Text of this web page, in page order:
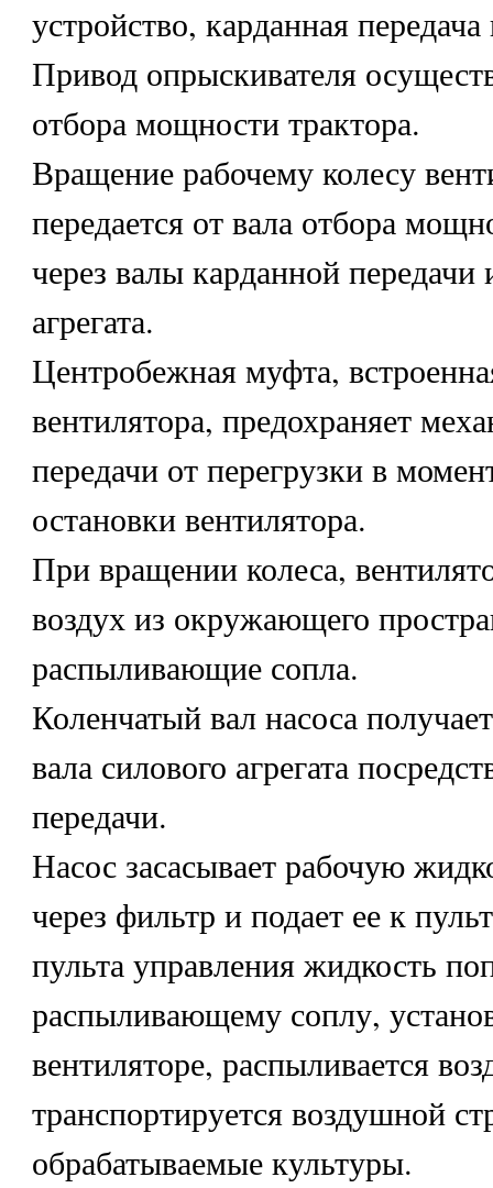
устройство, карданная
Привод опрыскивателя
отбора мощности трактора.
Вращение рабочему колесу
передается от вала отбора
через валы карданной передачи
агрегата.
Центробежная муфта,
вентилятора, предохраняет
передачи от перегрузки в
остановки вентилятора.
При вращении колеса,
воздух из окружающего
распыливающие сопла.
Коленчатый вал насоса
вала силового агрегата
передачи.
Насос засасывает рабочую
через фильтр и подает ее к
пульта управления жидкость
распыливающему соплу,
вентиляторе, распыливается
транспортируется воздушной
обрабатываемые культуры.